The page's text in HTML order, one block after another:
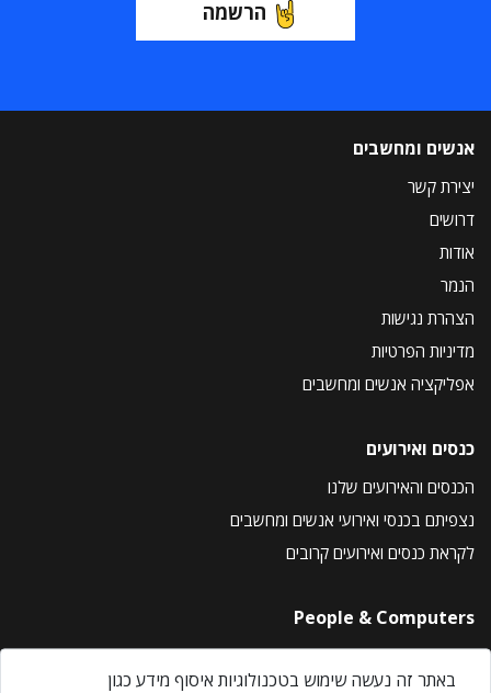
הרשמה
אנשים ומחשבים
יצירת קשר
דרושים
אודות
הנמר
הצהרת נגישות
מדיניות הפרטיות
אפליקציה אנשים ומחשבים
כנסים ואירועים
הכנסים והאירועים שלנו
נצפיתם בכנסי ואירועי אנשים ומחשבים
לקראת כנסים ואירועים קרובים
People & Computers
About Us
Privacy Policy
באתר זה נעשה שימוש בטכנולוגיות איסוף מידע כגון